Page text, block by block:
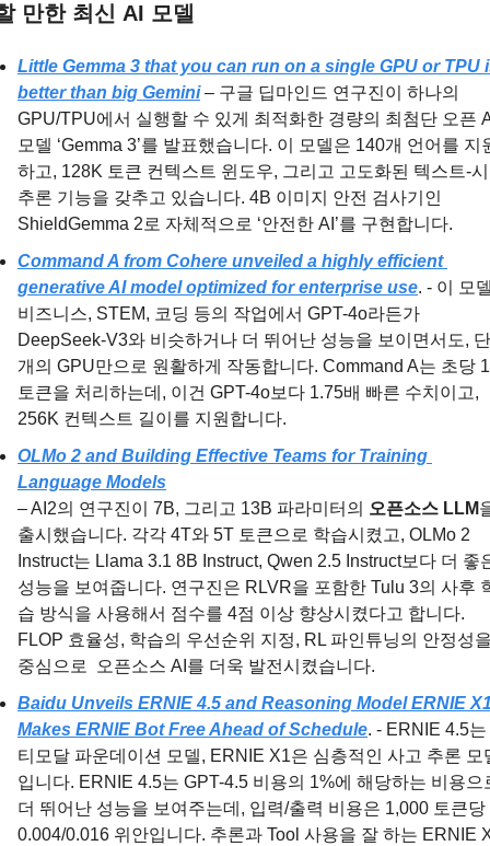
만한 최신 AI 모델
Little Gemma 3 that you can run on a single GPU or TPU
better than big Gemini – 구글 딥마인드 연구진이 하나의
GPU/TPU에서 실행할 수 있게 최적화한 경량의 최첨단 오픈
모델 ‘Gemma 3’를 발표했습니다. 이 모델은 140개 언어를 지
하고, 128K 토큰 컨텍스트 윈도우, 그리고 고도화된 텍스트-
추론 기능을 갖추고 있습니다. 4B 이미지 안전 검사기인
ShieldGemma 2로 자체적으로 ‘안전한 AI’를 구현합니다.
Command A from Cohere unveiled a highly efficient
generative AI model optimized for enterprise use. - 이 모
비즈니스, STEM, 코딩 등의 작업에서 GPT-4o라든가
DeepSeek-V3와 비슷하거나 더 뛰어난 성능을 보이면서도,
개의 GPU만으로 원활하게 작동합니다. Command A는 초당
토큰을 처리하는데, 이건 GPT-4o보다 1.75배 빠른 수치이고,
256K 컨텍스트 길이를 지원합니다.
OLMo 2 and Building Effective Teams for Training
Language Models
– AI2의 연구진이 7B, 그리고 13B 파라미터의 오픈소스 LLM
출시했습니다. 각각 4T와 5T 토큰으로 학습시켰고, OLMo 2
Instruct는 Llama 3.1 8B Instruct, Qwen 2.5 Instruct보다 더 좋
성능을 보여줍니다. 연구진은 RLVR을 포함한 Tulu 3의 사후
습 방식을 사용해서 점수를 4점 이상 향상시켰다고 합니다.
FLOP 효율성, 학습의 우선순위 지정, RL 파인튜닝의 안정성
중심으로  오픈소스 AI를 더욱 발전시켰습니다.
Baidu Unveils ERNIE 4.5 and Reasoning Model ERNIE
Makes ERNIE Bot Free Ahead of Schedule. - ERNIE 4.5는
티모달 파운데이션 모델, ERNIE X1은 심층적인 사고 추론 모
입니다. ERNIE 4.5는 GPT-4.5 비용의 1%에 해당하는 비용으
더 뛰어난 성능을 보여주는데, 입력/출력 비용은 1,000 토큰당
0.004/0.016 위안입니다. 추론과 Tool 사용을 잘 하는 ERNIE